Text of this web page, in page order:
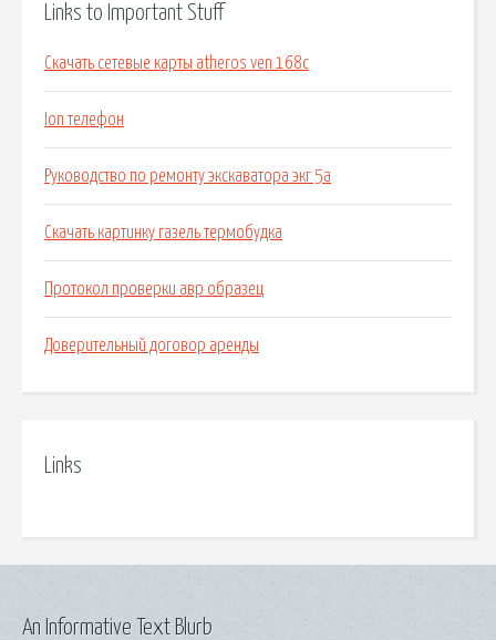
Links to Important Stuff
Скачать сетевые карты atheros ven 168c
Ion телефон
Руководство по ремонту экскаватора экг 5а
Скачать картинку газель термобудка
Протокол проверки авр образец
Доверительный договор аренды
Links
An Informative Text Blurb